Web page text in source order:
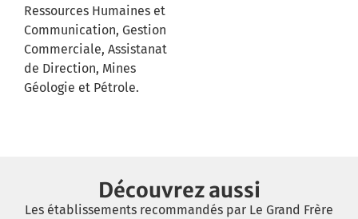
Ressources Humaines et
Communication, Gestion
Commerciale, Assistanat
de Direction, Mines
Géologie et Pétrole.
Découvrez aussi
Les établissements recommandés par Le Grand Frère